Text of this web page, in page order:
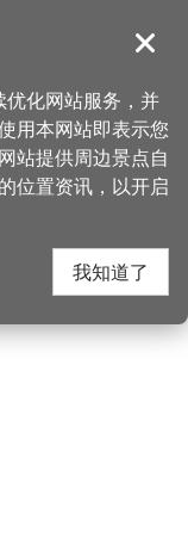
導覽
边店家
关闭
化网站服务，并
用本网站即表示您
站提供周边景点自
位置资讯，以开启
我知道了